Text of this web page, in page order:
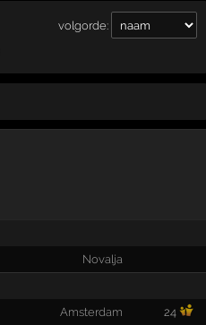
volgorde:
Novalja
Amsterdam 24